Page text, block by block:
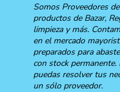
Somos Proveedores
productos de Bazar,
limpieza y más.
en el mercado
preparados para
con stock
puedas resolver tus
un sólo proveedor.